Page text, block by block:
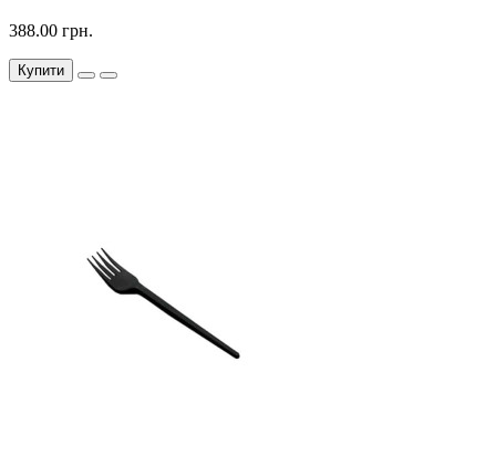
388.00 грн.
Купити